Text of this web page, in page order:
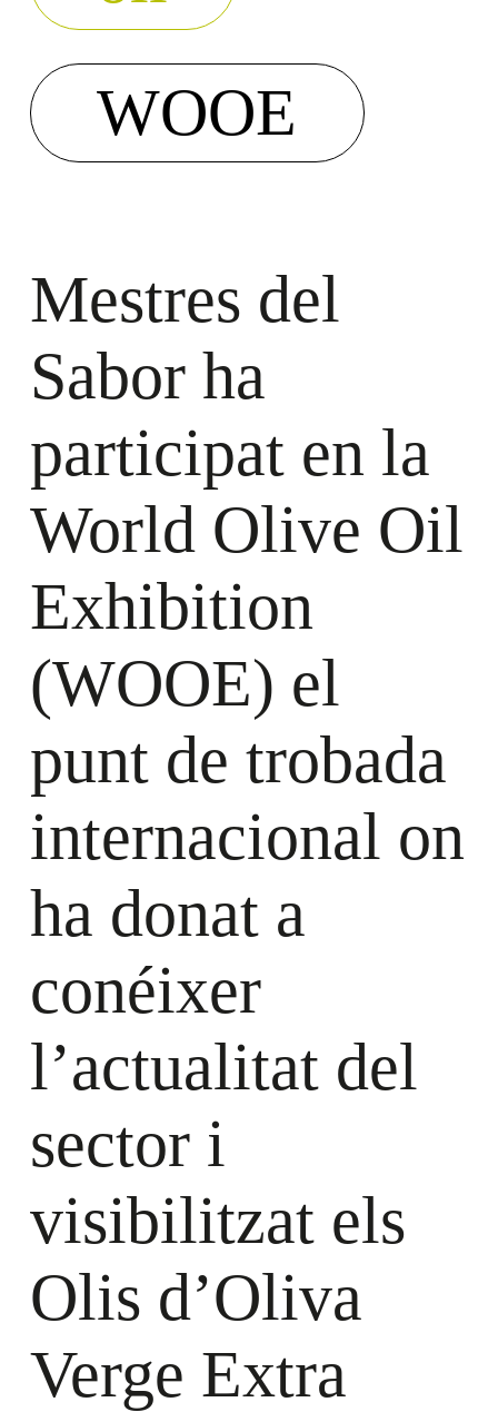
WOOE
Mestres del
Sabor ha
participat en la
World Olive Oil
Exhibition
(WOOE) el
punt de trobada
internacional on
ha donat a
conéixer
l’actualitat del
sector i
visibilitzat els
Olis d’Oliva
Verge Extra